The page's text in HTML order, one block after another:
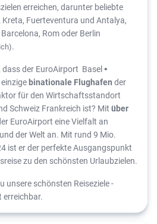
erreichen, darunter beliebte
Fuerteventura und Antalya,
Rom oder Berlin
.
der EuroAirport Basel•
binationale Flughafen der
für den Wirtschaftsstandort
Schweiz Frankreich ist? Mit über
EuroAirport eine Vielfalt an
der Welt an. Mit rund 9 Mio.
ist er der perfekte Ausgangspunkt
zu den schönsten Urlaubzielen.
unsere schönsten Reiseziele -
erreichbar.